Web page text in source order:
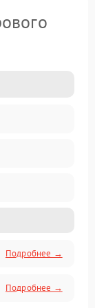
Подробнее →
Подробнее →